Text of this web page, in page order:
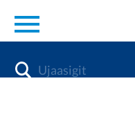
en
Diabetes